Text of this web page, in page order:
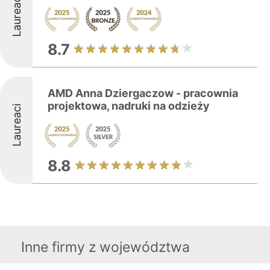
Laureaci
8.7
Laureaci
AMD Anna Dziergaczow - pracownia
projektowa, nadruki na odzieży
8.8
Inne firmy z województwa